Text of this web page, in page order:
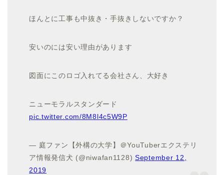
ほんとに工事も中抜き・手抜きしないですか？
安いのには安い理由があります
図面にこのロゴ入れてる会社さん、大好き
ニューモラルスタンダード
pic.twitter.com/8M8l4c5W9P
— 庭ファン【外構の大学】＠YouTuberエクステリ
ア情報発信犬 (@niwafan1128)September 12,
2019